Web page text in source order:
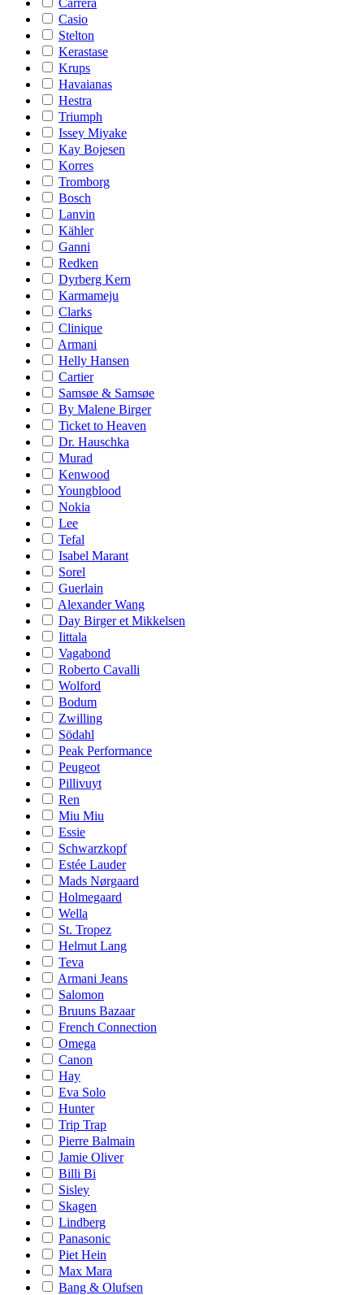
Carrera
Casio
Stelton
Kerastase
Krups
Havaianas
Hestra
Triumph
Issey Miyake
Kay Bojesen
Korres
Tromborg
Bosch
Lanvin
Kähler
Ganni
Redken
Dyrberg Kern
Karmameju
Clarks
Clinique
Armani
Helly Hansen
Cartier
Samsøe & Samsøe
By Malene Birger
Ticket to Heaven
Dr. Hauschka
Murad
Kenwood
Youngblood
Nokia
Lee
Tefal
Isabel Marant
Sorel
Guerlain
Alexander Wang
Day Birger et Mikkelsen
Iittala
Vagabond
Roberto Cavalli
Wolford
Bodum
Zwilling
Södahl
Peak Performance
Peugeot
Pillivuyt
Ren
Miu Miu
Essie
Schwarzkopf
Estée Lauder
Mads Nørgaard
Holmegaard
Wella
St. Tropez
Helmut Lang
Teva
Armani Jeans
Salomon
Bruuns Bazaar
French Connection
Omega
Canon
Hay
Eva Solo
Hunter
Trip Trap
Pierre Balmain
Jamie Oliver
Billi Bi
Sisley
Skagen
Lindberg
Panasonic
Piet Hein
Max Mara
Bang & Olufsen